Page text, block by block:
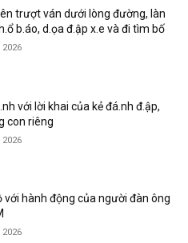
trượt ván dưới lòng đường, làn
b.áo, d.ọa đ.ập x.e và đi tìm bố
với lời khai của kẻ đá.nh đ.ập,
con riêng
với hành động của người đàn ông